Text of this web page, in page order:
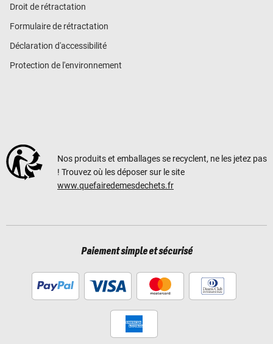
Droit de rétractation
Formulaire de rétractation
Déclaration d'accessibilité
Protection de l'environnement
Nos produits et emballages se recyclent, ne les jetez pas
! Trouvez où les déposer sur le site
www.quefairedemesdechets.fr
Paiement simple et sécurisé